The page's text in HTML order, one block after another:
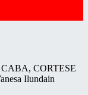
CABA, CORTESE
Ilundain